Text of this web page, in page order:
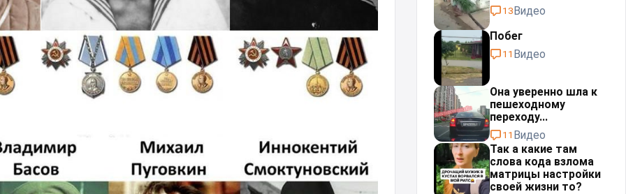
13Видео
Побег
11 Видео
Она уверенно шла к
пешеходному
переходу...
11 Видео
Так а какие там
слова кода взлома
матрицы настройки
своей жизни то?